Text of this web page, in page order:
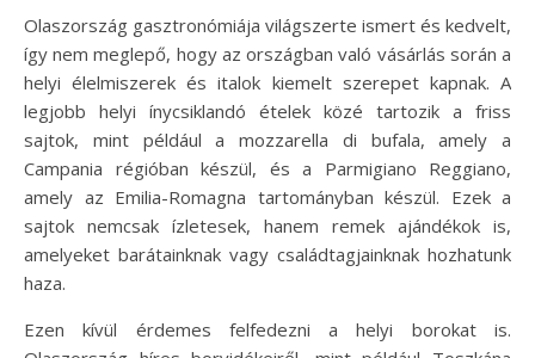
Olaszország gasztronómiája világszerte ismert és kedvelt,
így nem meglepő, hogy az országban való vásárlás során a
helyi élelmiszerek és italok kiemelt szerepet kapnak. A
legjobb helyi ínycsiklandó ételek közé tartozik a friss
sajtok, mint például a mozzarella di bufala, amely a
Campania régióban készül, és a Parmigiano Reggiano,
amely az Emilia-Romagna tartományban készül. Ezek a
sajtok nemcsak ízletesek, hanem remek ajándékok is,
amelyeket barátainknak vagy családtagjainknak hozhatunk
haza.
Ezen kívül érdemes felfedezni a helyi borokat is.